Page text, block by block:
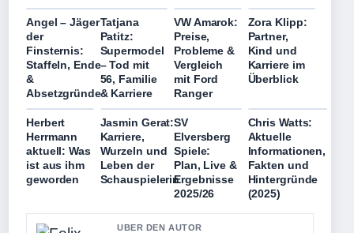
Angel – Jäger
der
Finsternis:
Staffeln, Ende
&
Absetzgründe
Tatjana
Patitz:
Supermodel
– Tod mit
56, Familie
& Karriere
VW Amarok:
Preise,
Probleme &
Vergleich
mit Ford
Ranger
Zora Klipp:
Partner,
Kind und
Karriere im
Überblick
Herbert
Herrmann
aktuell: Was
ist aus ihm
geworden
Jasmin Gerat:
Karriere,
Wurzeln und
Leben der
Schauspielerin
SV
Elversberg
Spiele:
Plan, Live &
Ergebnisse
2025/26
Chris Watts:
Aktuelle
Informationen,
Fakten und
Hintergründe
(2025)
UBER DEN AUTOR